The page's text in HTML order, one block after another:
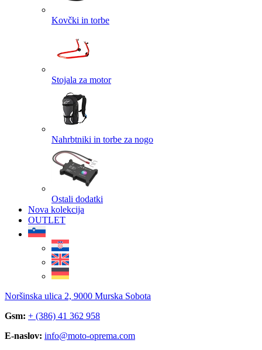
Kovčki in torbe
Stojala za motor
Nahrbtniki in torbe za nogo
Ostali dodatki
Nova kolekcija
OUTLET
Noršinska ulica 2, 9000 Murska Sobota
Gsm: + (386) 41 362 958
E-naslov: info@moto-oprema.com